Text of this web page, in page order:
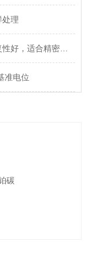
处理
饱和甘汞参比电极构造简单且电位稳定，重复性好，适合精密测量
准电位